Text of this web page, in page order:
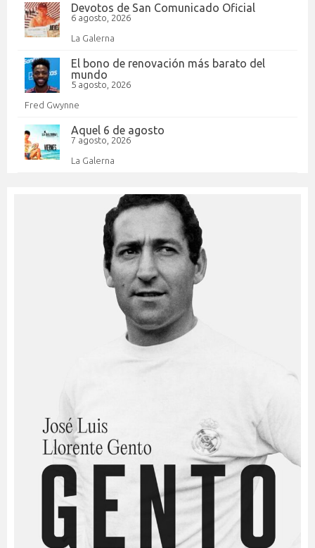
Devotos de San Comunicado Oficial
6 agosto, 2026
La Galerna
El bono de renovación más barato del
mundo
5 agosto, 2026
Fred Gwynne
Aquel 6 de agosto
7 agosto, 2026
La Galerna